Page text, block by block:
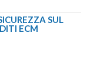
SUL
ECM